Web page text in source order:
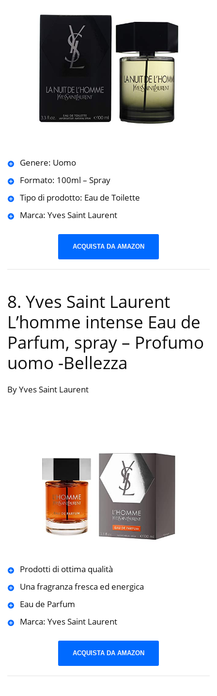
Genere: Uomo
Formato: 100ml – Spray
Tipo di prodotto: Eau de Toilette
Marca: Yves Saint Laurent
ACQUISTA DA AMAZON
8. Yves Saint Laurent
L’homme intense Eau de
Parfum, spray – Profumo
uomo -Bellezza
By Yves Saint Laurent
Prodotti di ottima qualità
Una fragranza fresca ed energica
Eau de Parfum
Marca: Yves Saint Laurent
ACQUISTA DA AMAZON